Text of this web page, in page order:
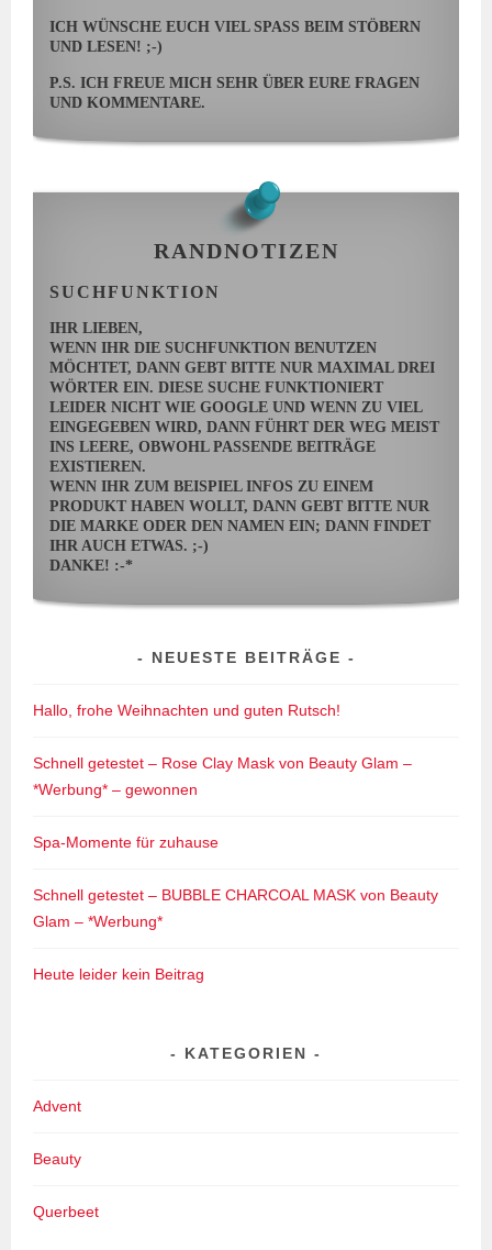
ICH WÜNSCHE EUCH VIEL SPASS BEIM STÖBERN U
ND LESEN! ;-)
P.S. ICH FREUE MICH SEHR ÜBER EURE FRAGEN
UND KOMMENTARE.
RANDNOTIZEN
SUCHFUNKTION
IHR LIEBEN,
WENN IHR DIE SUCHFUNKTION BENUTZEN
MÖCHTET, DANN GEBT BITTE NUR MAXIMAL DREI
WÖRTER EIN. DIESE SUCHE FUNKTIONIERT
LEIDER NICHT WIE GOOGLE UND WENN ZU VIEL
EINGEGEBEN WIRD, DANN FÜHRT DER WEG MEIST
INS LEERE, OBWOHL PASSENDE BEITRÄGE
EXISTIEREN.
WENN IHR ZUM BEISPIEL INFOS ZU EINEM
PRODUKT HABEN WOLLT, DANN GEBT BITTE NUR
DIE MARKE ODER DEN NAMEN EIN; DANN FINDET
IHR AUCH ETWAS. ;-)
DANKE! :-*
NEUESTE BEITRÄGE
Hallo, frohe Weihnachten und guten Rutsch!
Schnell getestet – Rose Clay Mask von Beauty Glam –
*Werbung* – gewonnen
Spa-Momente für zuhause
Schnell getestet – BUBBLE CHARCOAL MASK von Beauty
Glam – *Werbung*
Heute leider kein Beitrag
KATEGORIEN
Advent
Beauty
Querbeet